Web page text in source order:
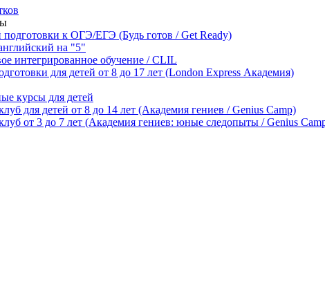
подготовки к ОГЭ/ЕГЭ (Будь готов / Get Ready)
на "5"
интегрированное обучение / CLIL
для детей от 8 до 17 лет (London Express Академия)
курсы для детей
для детей от 8 до 14 лет (Академия гениев / Genius Camp)
от 3 до 7 лет (Академия гениев: юные следопыты / Genius